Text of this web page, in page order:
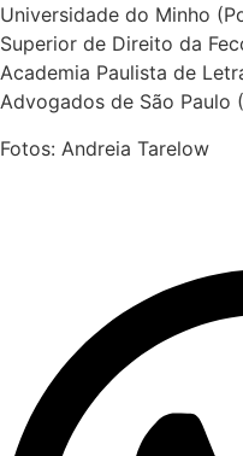
Universidade do Minho
Superior de Direito da
Academia Paulista de
Advogados de São Paulo
Fotos: Andreia Tarelow